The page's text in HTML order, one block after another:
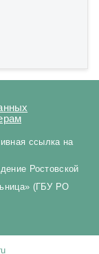
ссылка на
Ростовской
(ГБУ РО